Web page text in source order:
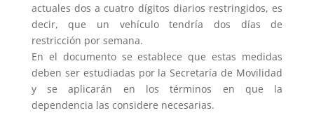
actuales dos a cuatro dígitos diarios restringidos, es
decir, que un vehículo tendría dos días de
restricción por semana.
En el documento se establece que estas medidas
deben ser estudiadas por la Secretaría de Movilidad
y se aplicarán en los términos en que la
dependencia las considere necesarias.